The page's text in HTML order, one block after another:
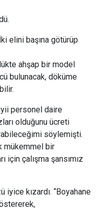
elini başına götürüp
ahşap bir model
bulunacak, döküme
personel daire
olduğunu ücreti
söylemişti.
mükemmel bir
için çalışma şansımız
iyice kızardı. “Boyahane